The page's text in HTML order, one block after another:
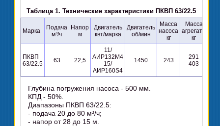
Таблица 1. Технические характеристики ПКВП 63/22.5
Марка
Подача
м³/ч
Напор
м
Двигатель
квт/марка
Двигатель
об/мин
Масса
насоса
кг
Масса
агрегата
кг
ПКВП
63/22.5
63 22,5
11/
АИР132М4
15/
АИР160S4
1450 243
291
403
Глубина погружения насоса - 500 мм.
КПД - 50%.
Диапазоны ПКВП 63/22.5:
- подача 20 до 80 м³/ч;
- напор от 28 до 15 м.